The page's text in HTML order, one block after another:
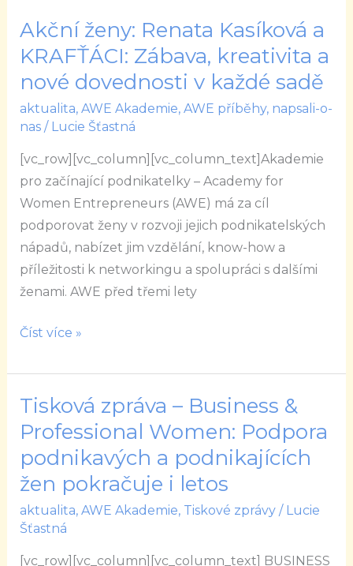
Akční ženy: Renata Kasíková a
KRAFŤÁCI: Zábava, kreativita a
nové dovednosti v každé sadě
aktualita, AWE Akademie, AWE příběhy, napsali-o-
nas/ Lucie Šťastná
[vc_row][vc_column][vc_column_text]Akademie
pro začínající podnikatelky – Academy for
Women Entrepreneurs (AWE) má za cíl
podporovat ženy v rozvoji jejich podnikatelských
nápadů, nabízet jim vzdělání, know-how a
příležitosti k networkingu a spolupráci s dalšími
ženami. AWE před třemi lety
Akční
ženy:
Renata
Kasíková
a
KRAFŤÁCI:
Zábava,
kreativita
a
nové
dovednosti
v
každé
Číst více »
Tisková zpráva – Business &
Professional Women: Podpora
podnikavých a podnikajících
žen pokračuje i letos
aktualita, AWE Akademie, Tiskové zprávy/ Lucie
Šťastná
[vc_row][vc_column][vc_column_text] BUSINESS
Tisková
zpráva
Business
&
Professional
Women:
Podpora